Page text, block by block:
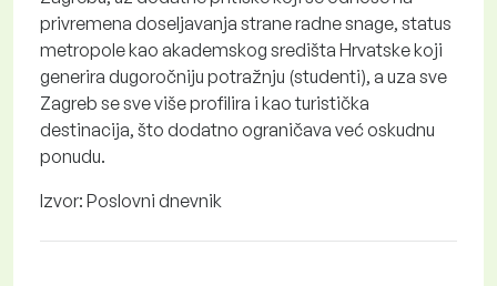
privremena doseljavanja strane radne snage, status
metropole kao akademskog središta Hrvatske koji
generira dugoročniju potražnju (studenti), a uza sve
Zagreb se sve više profilira i kao turistička
destinacija, što dodatno ograničava već oskudnu
ponudu.
Izvor: Poslovni dnevnik